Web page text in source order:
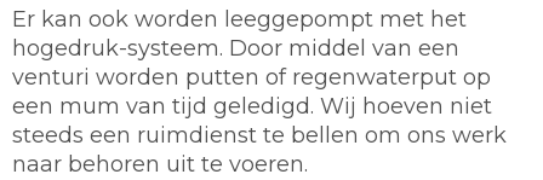
Er kan ook worden leeggepompt met het
hogedruk-systeem. Door middel van een
venturi worden putten of regenwaterput op
een mum van tijd geledigd. Wij hoeven niet
steeds een ruimdienst te bellen om ons werk
naar behoren uit te voeren.